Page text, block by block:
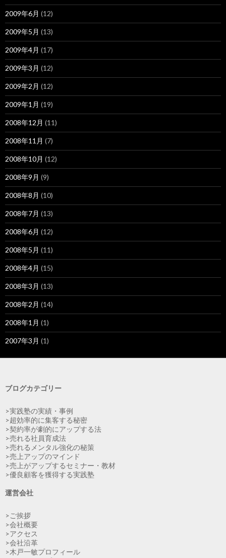
2009年6月 (12)
2009年5月 (13)
2009年4月 (17)
2009年3月 (12)
2009年2月 (12)
2009年1月 (19)
2008年12月 (11)
2008年11月 (7)
2008年10月 (12)
2008年9月 (9)
2008年8月 (10)
2008年7月 (13)
2008年6月 (12)
2008年5月 (11)
2008年4月 (15)
2008年3月 (13)
2008年2月 (14)
2008年1月 (1)
2007年3月 (1)
ブログカテゴリー
>実践塾の実績・事例
>超効率的に集客する秘密
>契約率が劇的にアップする法
>売れる社員育成法
>売れるメンタル強化の秘策
>売上アップのマインド
>売上がアップするセミナー・教材
>優良顧客を獲得する実践塾
運営会社
>ご挨拶
>会社概要
>アクセス
>会社沿革
>木戸一敏プロフィール